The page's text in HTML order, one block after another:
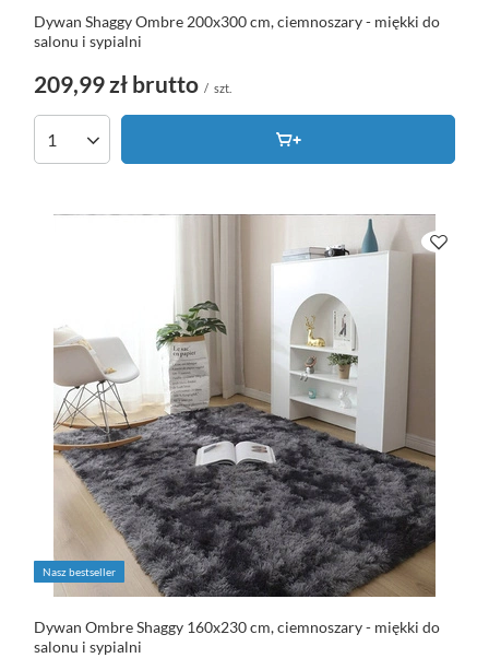
Dywan Shaggy Ombre 200x300 cm, ciemnoszary - miękki do
salonu i sypialni
209,99 zł brutto / szt.
Nasz bestseller
Dywan Ombre Shaggy 160x230 cm, ciemnoszary - miękki do
salonu i sypialni